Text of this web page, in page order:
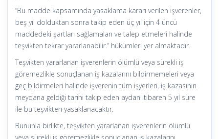
“Bu madde kapsamında yasaklama kararı verilen işverenler,
beş yıl dolduktan sonra takip eden üç yıl için 4 üncü
maddedeki şartları sağlamaları ve talep etmeleri halinde
teşvikten tekrar yararlanabilir.” hükümleri yer almaktadır.
Teşvikten yararlanan işverenlerin ölümlü veya sürekli iş
göremezlikle sonuçlanan iş kazalarını bildirmemeleri veya
geç bildirmeleri halinde işverenin tüm işyerleri, iş kazasının
meydana geldiği tarihi takip eden aydan itibaren 5 yıl süre
ile bu teşvikten yasaklanacaktır.
Bununla birlikte, teşvikten yararlanan işverenlerin ölümlü